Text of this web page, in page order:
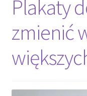
łazienki?
Plakaty
zmienić